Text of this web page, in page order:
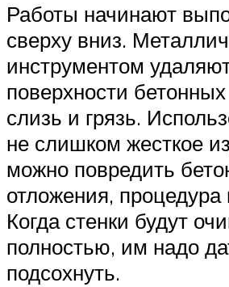
Работы начинают
сверху вниз.
инструментом
поверхности
слизь и грязь.
не слишком жесткое
можно повредить
отложения, процедура
Когда стенки будут
полностью, им надо
подсохнуть.